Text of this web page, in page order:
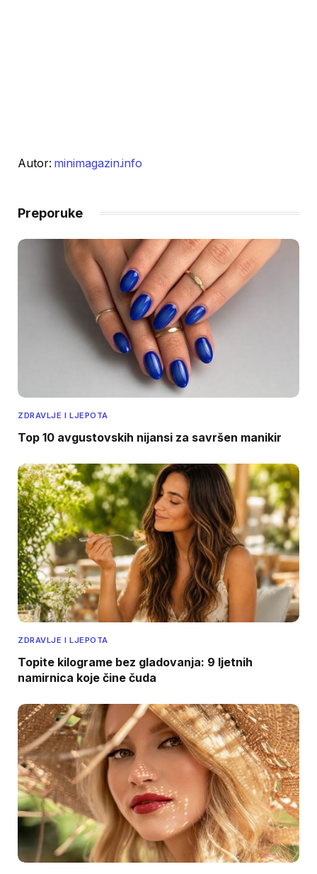
Autor: minimagazin.info
Preporuke
ZDRAVLJE I LJEPOTA
Top 10 avgustovskih nijansi za savršen manikir
ZDRAVLJE I LJEPOTA
Topite kilograme bez gladovanja: 9 ljetnih
namirnica koje čine čuda